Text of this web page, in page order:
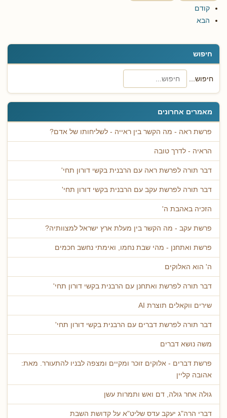
חיפוש
חיפוש...
מאמרים אחרונים
פרשת ראה - מה הקשר בין ראייה - לשליחותו של אדם?
הראיה - לדרך טובה
דבר תורה לפרשת ראה עם הרבנית בקשי דורון תחי'
דבר תורה לפרשת עקב עם הרבנית בקשי דורון תחי'
הזכיה באהבת ה'
פרשת עקב - מה הקשר בין מעלת ארץ ישראל למצוותיה?
פרשת ואתחנן - מהי שבת נחמו, ואימתי נחשב חכמים
ה' הוא האלוקים
דבר תורה לפרשת ואתחנן עם הרבנית בקשי דורון תחי'
שירים ווקאלים תוצרת AI
דבר תורה לפרשת דברים עם הרבנית בקשי דורון תחי'
משה נושא דברים
פרשת דברים - אלוקים זוכר ומקיים ומצפה לבניו להתעורר. מאת:
אהובה קליין
גולה אחר גולה, דם ואש ותמרות עשן
דברי הרה"ג יעקב עדס שליט"א על קדושת השבת
קודם
הבא